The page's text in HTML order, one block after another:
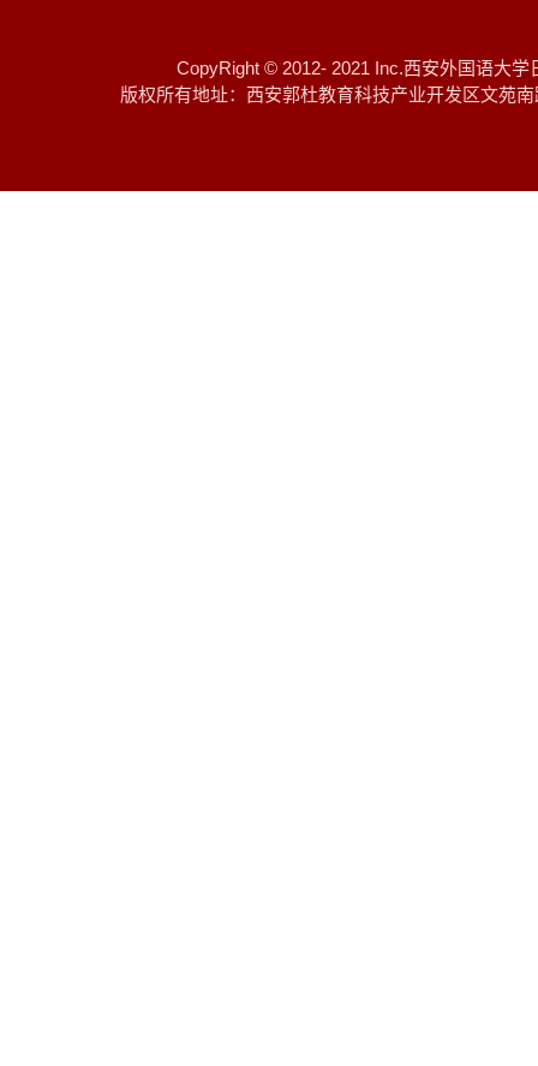
CopyRight © 2012- 2021 Inc.西安
版权所有地址：西安郭杜教育科技产业开发区文苑